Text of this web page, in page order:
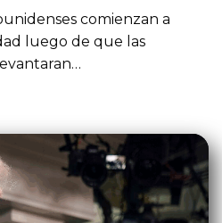
comienzan a
luego de que las